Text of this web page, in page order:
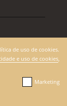
de uso de cookies.
e uso de cookies,
Marketing